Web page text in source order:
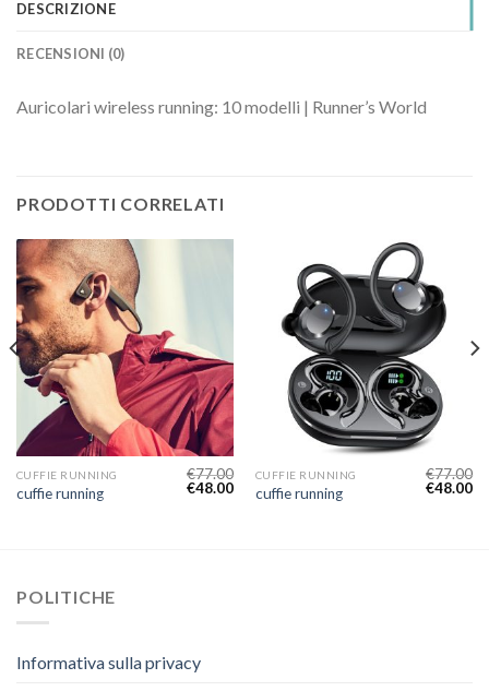
DESCRIZIONE
RECENSIONI (0)
Auricolari wireless running: 10 modelli | Runner’s World
PRODOTTI CORRELATI
CUFFIE RUNNING
cuffie running
€77.00
€48.00
CUFFIE RUNNING
cuffie running
€77.00
€48.00
POLITICHE
Informativa sulla privacy